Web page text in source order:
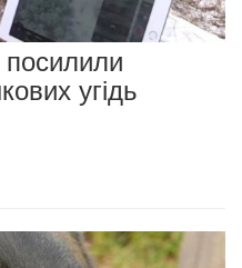
посилили
угідь